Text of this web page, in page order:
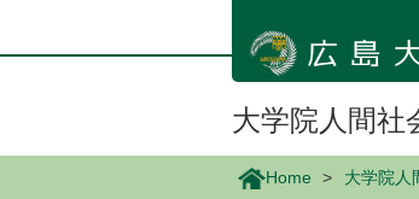
ン
大学院人間社
Home
大学院人